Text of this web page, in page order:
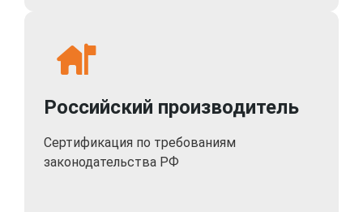
Российский производитель
Сертификация по требованиям
законодательства РФ